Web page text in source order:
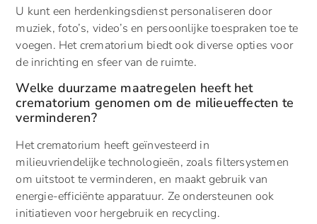
U kunt een herdenkingsdienst personaliseren door
muziek, foto’s, video’s en persoonlijke toespraken toe te
voegen. Het crematorium biedt ook diverse opties voor
de inrichting en sfeer van de ruimte.
Welke duurzame maatregelen heeft het
crematorium genomen om de milieueffecten te
verminderen?
Het crematorium heeft geïnvesteerd in
milieuvriendelijke technologieën, zoals filtersystemen
om uitstoot te verminderen, en maakt gebruik van
energie-efficiënte apparatuur. Ze ondersteunen ook
initiatieven voor hergebruik en recycling.